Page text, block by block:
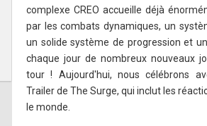
complexe CREO accueille déjà
par les combats dynamiques, un
un solide système de progression et
chaque jour de nombreux nouveaux
tour ! Aujourd'hui, nous célébrons
Trailer de The Surge, qui inclut les
le monde.